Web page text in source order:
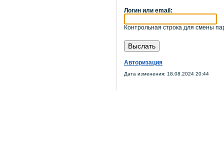
Логин или email:
Контрольная строка для смены
Авторизация
Дата изменения: 18.08.2024 20:44